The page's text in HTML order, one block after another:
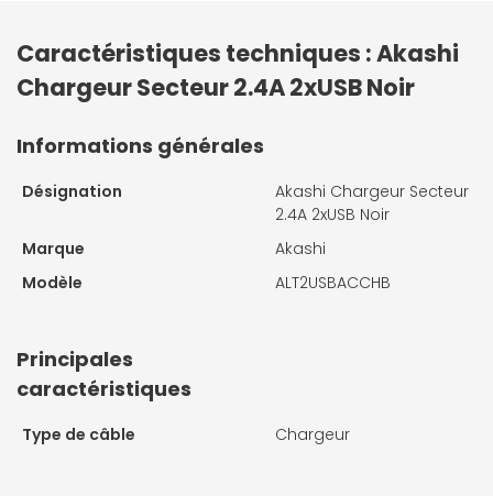
Caractéristiques techniques : Akashi
Chargeur Secteur 2.4A 2xUSB Noir
Informations générales
Désignation
Akashi Chargeur Secteur
2.4A 2xUSB Noir
Marque
Akashi
Modèle
ALT2USBACCHB
Principales
caractéristiques
Type de câble Chargeur